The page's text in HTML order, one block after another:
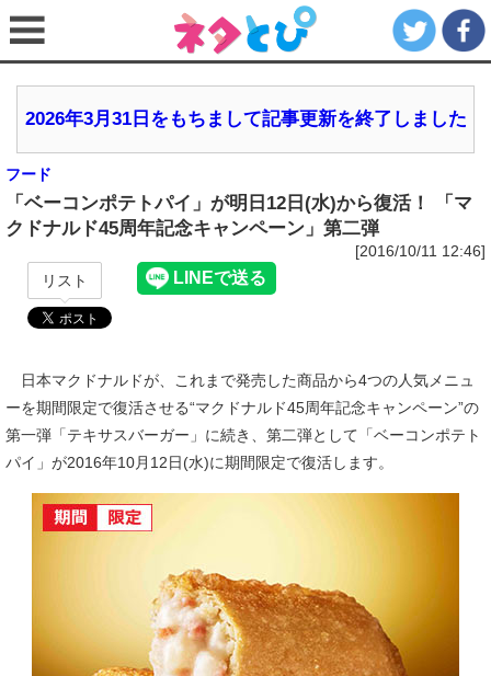
2026年3月31日をもちまして記事更新を終了しました
フード
「ベーコンポテトパイ」が明日12日(水)から復活！ 「マ
クドナルド45周年記念キャンペーン」第二弾
[2016/10/11 12:46]
リスト
日本マクドナルドが、これまで発売した商品から4つの人気メニュ
ーを期間限定で復活させる“マクドナルド45周年記念キャンペーン”の
第一弾「テキサスバーガー」に続き、第二弾として「ベーコンポテト
パイ」が2016年10月12日(水)に期間限定で復活します。